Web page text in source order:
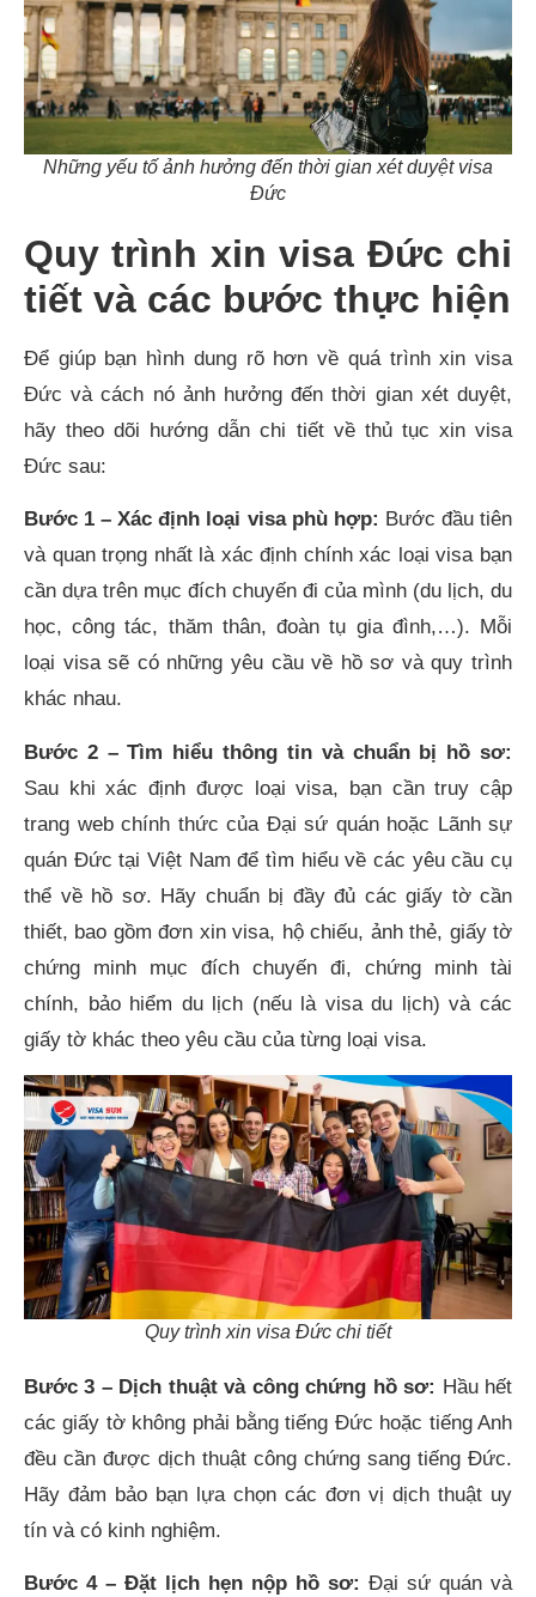
Những yếu tố ảnh hưởng đến thời gian xét duyệt visa
Đức
Quy trình xin visa Đức chi
tiết và các bước thực hiện
Để giúp bạn hình dung rõ hơn về quá trình xin visa
Đức và cách nó ảnh hưởng đến thời gian xét duyệt,
hãy theo dõi hướng dẫn chi tiết về thủ tục xin visa
Đức sau:
Bước 1 – Xác định loại visa phù hợp: Bước đầu tiên
và quan trọng nhất là xác định chính xác loại visa bạn
cần dựa trên mục đích chuyến đi của mình (du lịch, du
học, công tác, thăm thân, đoàn tụ gia đình,…). Mỗi
loại visa sẽ có những yêu cầu về hồ sơ và quy trình
khác nhau.
Bước 2 – Tìm hiểu thông tin và chuẩn bị hồ sơ:
Sau khi xác định được loại visa, bạn cần truy cập
trang web chính thức của Đại sứ quán hoặc Lãnh sự
quán Đức tại Việt Nam để tìm hiểu về các yêu cầu cụ
thể về hồ sơ. Hãy chuẩn bị đầy đủ các giấy tờ cần
thiết, bao gồm đơn xin visa, hộ chiếu, ảnh thẻ, giấy tờ
chứng minh mục đích chuyến đi, chứng minh tài
chính, bảo hiểm du lịch (nếu là visa du lịch) và các
giấy tờ khác theo yêu cầu của từng loại visa.
Quy trình xin visa Đức chi tiết
Bước 3 – Dịch thuật và công chứng hồ sơ: Hầu hết
các giấy tờ không phải bằng tiếng Đức hoặc tiếng Anh
đều cần được dịch thuật công chứng sang tiếng Đức.
Hãy đảm bảo bạn lựa chọn các đơn vị dịch thuật uy
tín và có kinh nghiệm.
Bước 4 – Đặt lịch hẹn nộp hồ sơ: Đại sứ quán và